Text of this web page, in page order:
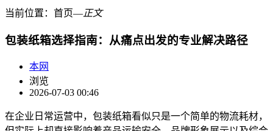
当前位置： 首页―正文
包装纸箱选择指南：从痛点出发的专业解决路径
本网
浏览
2026-07-03 00:46
在企业日常运营中，包装纸箱看似只是一个简单的物流耗材，